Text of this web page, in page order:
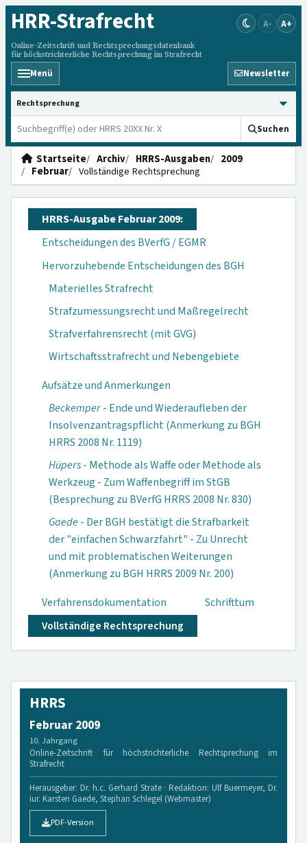
HRR-Strafrecht
Online-Zeitschrift und Rechtsprechungsdatenbank
für höchstrichterliche Rechtsprechung im Strafrecht
A- A+
Menü Newsletter
HRRS durchsuchen
Suchen
Startseite Archiv HRRS-Ausgaben
2009
Februar
Vollständige Rechtsprechung
HRRS-Ausgabe Februar 2009:
Entscheidungen des BVerfG / EGMR
Hervorzuhebende Entscheidungen des BGH
Materielles Strafrecht
Strafzumessungsrecht und Maßregelrecht
Strafverfahrensrecht (mit GVG)
Wirtschaftsstrafrecht und Nebengebiete
Aufsätze und Anmerkungen
Beckemper- Ende und Wiederaufleben der
Insolvenzantragspflicht (Anmerkung zu BGH
HRRS 2008 Nr. 1119)
Hüpers- Methode als Waffe oder Methode als
Werkzeug - Zum Waffenbegriff im StGB
(Besprechung zu BVerfG HRRS 2008 Nr. 830)
Gaede- Der BGH bestätigt die Strafbarkeit
der "einfachen Schwarzfahrt" - Zu Unrecht
und mit problematischen Weiterungen
(Anmerkung zu BGH HRRS 2009 Nr. 200)
Verfahrensdokumen­tation
Schrifttum
Vollständige Rechtsprechung
HRRS
Februar 2009
10. Jahrgang
Online-Zeitschrift für höchstrichterliche Rechtsprechung im
Strafrecht
Herausgeber: Dr. h.c. Gerhard Strate · Redaktion: Ulf Buermeyer, Dr.
iur. Karsten Gaede, Stephan Schlegel (Webmaster)
PDF-Version